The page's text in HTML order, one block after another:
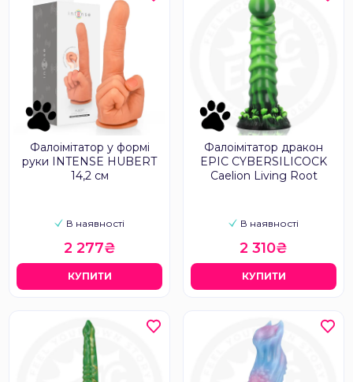
Фалоімітатор у формі
руки INTENSE HUBERT
14,2 см
В наявності
2 277₴
КУПИТИ
Фалоімітатор дракон
EPIC CYBERSILICOCK
Caelion Living Root
В наявності
2 310₴
КУПИТИ